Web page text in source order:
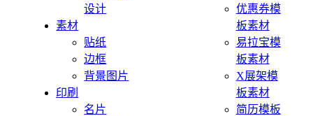
设计
素材
贴纸
边框
背景图片
印刷
名片
优惠券模
板素材
易拉宝模
板素材
X展架模
板素材
简历模板